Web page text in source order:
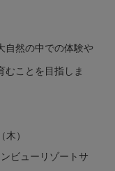
自然の中での体験や
むことを目指しま
）
ビューリゾートサ